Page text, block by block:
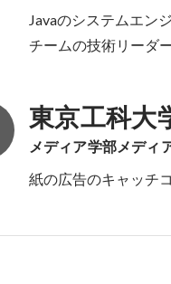
Javaのシステムエン
チームの技術リーダ
東京工科大
メディア学部メディ
紙の広告のキャッチ